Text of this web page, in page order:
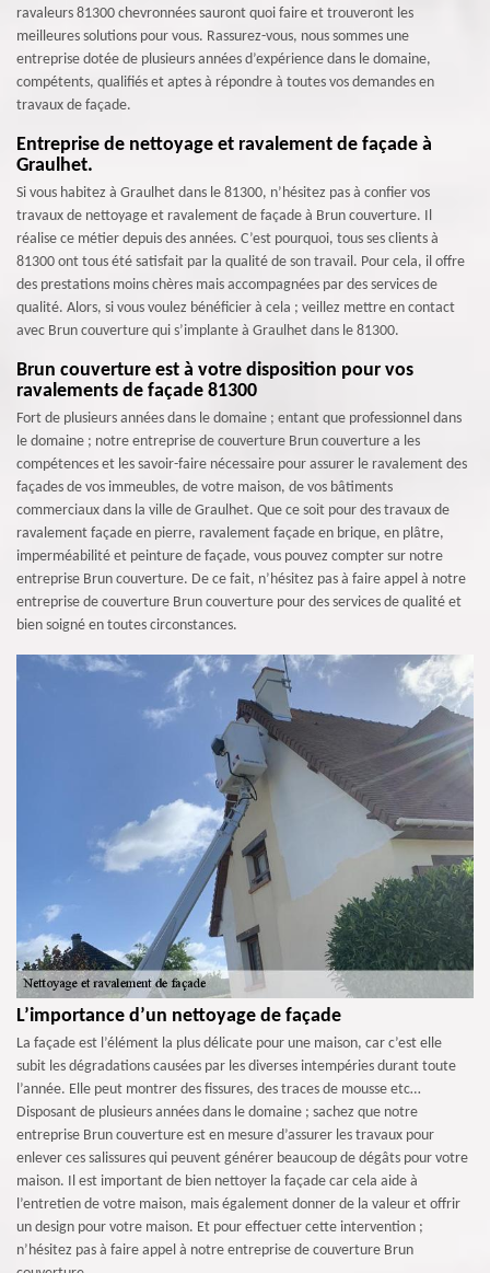
ravaleurs 81300 chevronnées sauront quoi faire et trouveront les
meilleures solutions pour vous. Rassurez-vous, nous sommes une
entreprise dotée de plusieurs années d’expérience dans le domaine,
compétents, qualifiés et aptes à répondre à toutes vos demandes en
travaux de façade.
Entreprise de nettoyage et ravalement de façade à
Graulhet.
Si vous habitez à Graulhet dans le 81300, n’hésitez pas à confier vos
travaux de nettoyage et ravalement de façade à Brun couverture. Il
réalise ce métier depuis des années. C’est pourquoi, tous ses clients à
81300 ont tous été satisfait par la qualité de son travail. Pour cela, il offre
des prestations moins chères mais accompagnées par des services de
qualité. Alors, si vous voulez bénéficier à cela ; veillez mettre en contact
avec Brun couverture qui s’implante à Graulhet dans le 81300.
Brun couverture est à votre disposition pour vos
ravalements de façade 81300
Fort de plusieurs années dans le domaine ; entant que professionnel dans
le domaine ; notre entreprise de couverture Brun couverture a les
compétences et les savoir-faire nécessaire pour assurer le ravalement des
façades de vos immeubles, de votre maison, de vos bâtiments
commerciaux dans la ville de Graulhet. Que ce soit pour des travaux de
ravalement façade en pierre, ravalement façade en brique, en plâtre,
imperméabilité et peinture de façade, vous pouvez compter sur notre
entreprise Brun couverture. De ce fait, n’hésitez pas à faire appel à notre
entreprise de couverture Brun couverture pour des services de qualité et
bien soigné en toutes circonstances.
L’importance d’un nettoyage de façade
La façade est l’élément la plus délicate pour une maison, car c’est elle
subit les dégradations causées par les diverses intempéries durant toute
l’année. Elle peut montrer des fissures, des traces de mousse etc…
Disposant de plusieurs années dans le domaine ; sachez que notre
entreprise Brun couverture est en mesure d’assurer les travaux pour
enlever ces salissures qui peuvent générer beaucoup de dégâts pour votre
maison. Il est important de bien nettoyer la façade car cela aide à
l’entretien de votre maison, mais également donner de la valeur et offrir
un design pour votre maison. Et pour effectuer cette intervention ;
n’hésitez pas à faire appel à notre entreprise de couverture Brun